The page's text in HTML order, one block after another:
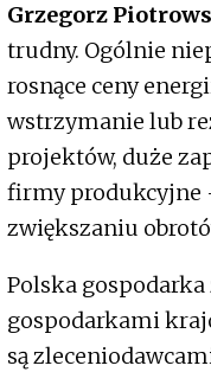
Grzegorz
trudny. Ogólnie
rosnące ceny
wstrzymanie lub
projektów, duże
firmy produkcyjne
zwiększaniu
Polska
gospodarkami
są